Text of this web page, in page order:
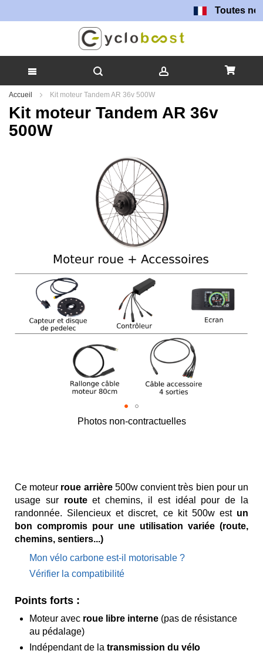
Toutes nos
Allez
contenu
Accueil Kit moteur Tandem AR 36v 500W
Kit moteur Tandem AR 36v
500W
Photos non-contractuelles
of
the
images
gallery
Ce moteur roue arrière 500w convient très bien pour un
usage sur routeet chemins, il est idéal pour de la
randonnée. Silencieux et discret, ce kit 500w est un
bon compromis pour une utilisation variée (route,
chemins, sentiers...)
Mon vélo carbone est-il motorisable ?
Vérifier la compatibilité
Points forts :
Moteur avec roue libre interne (pas de résistance
au pédalage)
Indépendant de la transmission du vélo